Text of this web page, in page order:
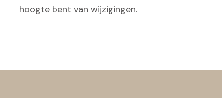
hoogte bent van wijzigingen.